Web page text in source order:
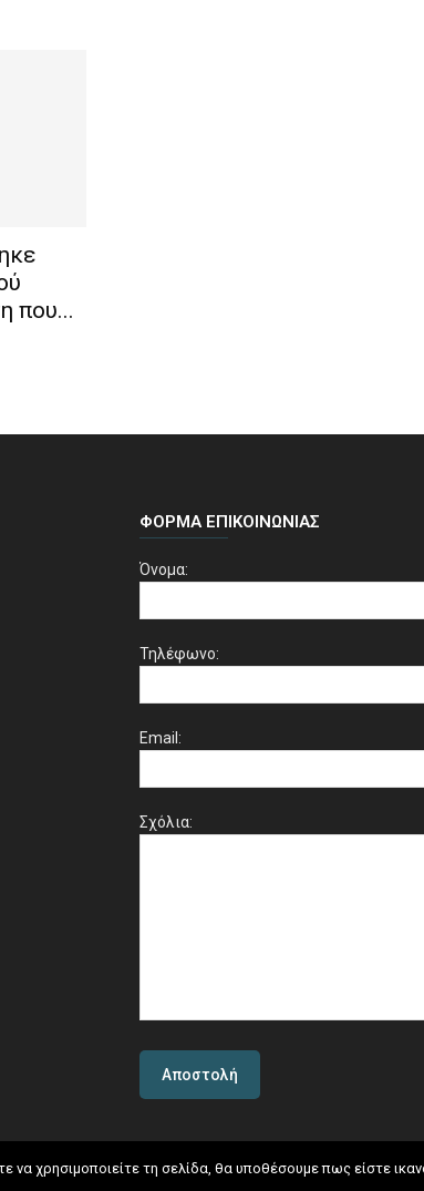
που...
ΦΌΡΜΑ ΕΠΙΚΟΙΝΩΝΊΑΣ
Όνομα:
Τηλέφωνο:
Email:
Σχόλια:
χρησιμοποιείτε τη σελίδα, θα υποθέσουμε πως είστε